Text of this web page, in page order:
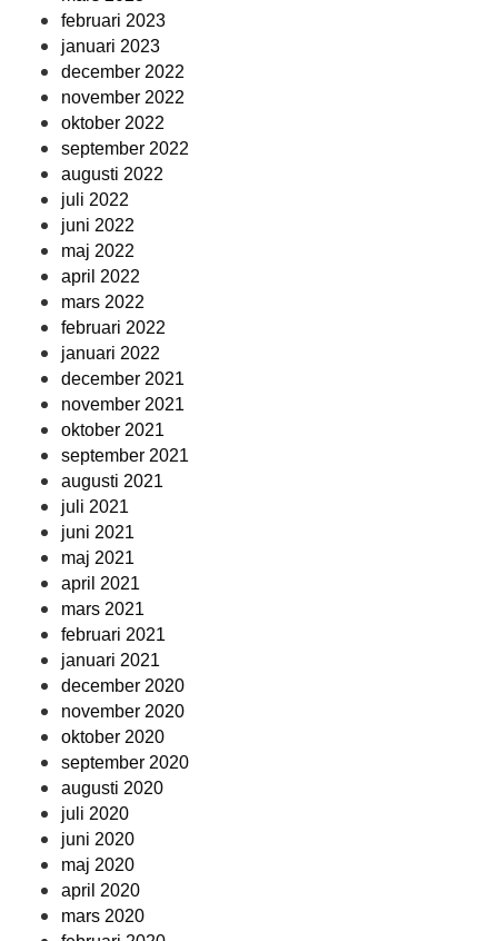
februari 2023
januari 2023
december 2022
november 2022
oktober 2022
september 2022
augusti 2022
juli 2022
juni 2022
maj 2022
april 2022
mars 2022
februari 2022
januari 2022
december 2021
november 2021
oktober 2021
september 2021
augusti 2021
juli 2021
juni 2021
maj 2021
april 2021
mars 2021
februari 2021
januari 2021
december 2020
november 2020
oktober 2020
september 2020
augusti 2020
juli 2020
juni 2020
maj 2020
april 2020
mars 2020